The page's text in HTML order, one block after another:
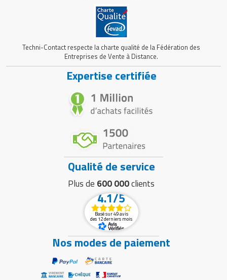
Techni-Contact respecte la charte qualité de la Fédération des
Entreprises de Vente à Distance.
Expertise certifiée
Qualité de service
Plus de 600 000clients
4.1/5
Basé sur 49 avis
des 12 derniers mois
Nos modes de paiement